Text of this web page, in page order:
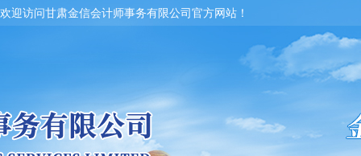
欢迎访问甘肃金信会计师事务有限公司官方网站！